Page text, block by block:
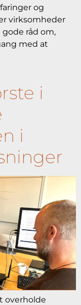
og
virksomheder
råd om,
med at
i
i
overholde